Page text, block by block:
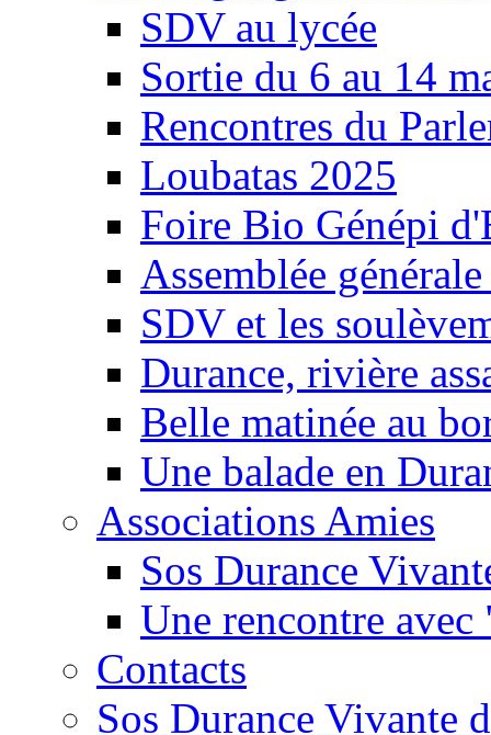
SDV au lycée
Sortie du 6 au 14
Rencontres du
Loubatas 2025
Foire Bio Génépi
Assemblée
SDV et les
Durance, rivière
Belle matinée au
Une balade en
Associations Amies
Sos Durance
Une rencontre
Contacts
Sos Durance Vivante